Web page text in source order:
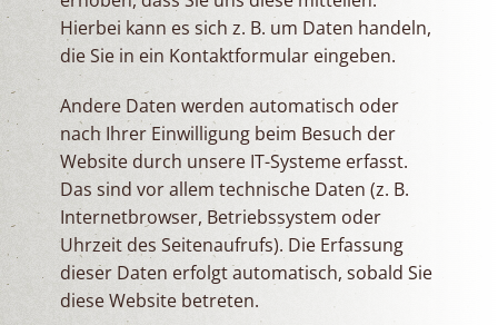
Hierbei kann es sich z. B. um Daten handeln,
die Sie in ein Kontaktformular eingeben.
Andere Daten werden automatisch oder
nach Ihrer Einwilligung beim Besuch der
Website durch unsere IT-Systeme erfasst.
Das sind vor allem technische Daten (z. B.
Internetbrowser, Betriebssystem oder
Uhrzeit des Seitenaufrufs). Die Erfassung
dieser Daten erfolgt automatisch, sobald Sie
diese Website betreten.